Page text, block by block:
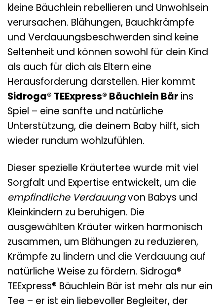
kleine Bäuchlein rebellieren und Unwohlsein
verursachen. Blähungen, Bauchkrämpfe
und Verdauungsbeschwerden sind keine
Seltenheit und können sowohl für dein Kind
als auch für dich als Eltern eine
Herausforderung darstellen. Hier kommt
Sidroga® TEExpress® Bäuchlein Bär ins
Spiel – eine sanfte und natürliche
Unterstützung, die deinem Baby hilft, sich
wieder rundum wohlzufühlen.
Dieser spezielle Kräutertee wurde mit viel
Sorgfalt und Expertise entwickelt, um die
empfindliche Verdauungvon Babys und
Kleinkindern zu beruhigen. Die
ausgewählten Kräuter wirken harmonisch
zusammen, um Blähungen zu reduzieren,
Krämpfe zu lindern und die Verdauung auf
natürliche Weise zu fördern. Sidroga®
TEExpress® Bäuchlein Bär ist mehr als nur ein
Tee – er ist ein liebevoller Begleiter, der